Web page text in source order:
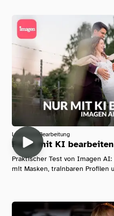
Lightroom Bearbeitung
Fotos mit KI
Praktischer Test von Imagen
mit Masken, trainbaren Profilen